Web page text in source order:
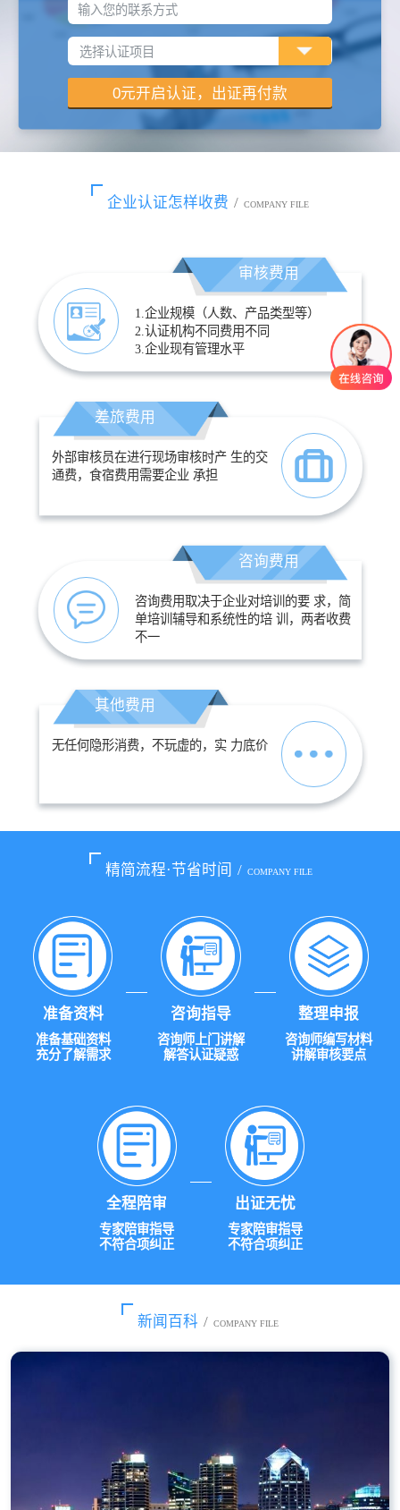
输入您的联系方式
企业认证怎样收费 / COMPANY FILE
审核费用
1.企业规模（人数、产品类型等）
2.认证机构不同费用不同
3.企业现有管理水平
差旅费用
外部审核员在进行现场审核时产 生的交
通费，食宿费用需要企业 承担
咨询费用
咨询费用取决于企业对培训的要 求，简
单培训辅导和系统性的培 训，两者收费
不一
其他费用
无任何隐形消费，不玩虚的，实 力底价
精简流程·节省时间 / COMPANY FILE
准备资料
准备基础资料
充分了解需求
咨询指导
咨询师上门讲解
解答认证疑惑
整理申报
咨询师编写材料
讲解审核要点
全程陪审
专家陪审指导
不符合项纠正
出证无忧
专家陪审指导
不符合项纠正
新闻百科 / COMPANY FILE